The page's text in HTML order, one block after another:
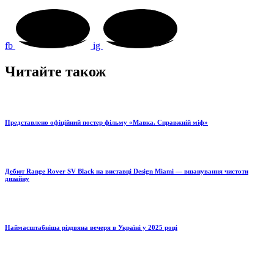
fb ig
Читайте також
Представлено офіційний постер фільму «Мавка. Справжній міф»
Дебют Range Rover SV Black на виставці Design Miami — вшанування чистоти
дизайну
Наймасштабніша різдвяна вечеря в Україні у 2025 році